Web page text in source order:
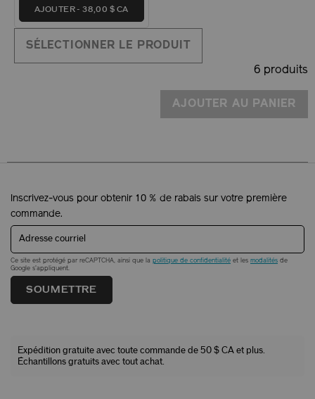
AJOUTER 38,00 $ CA
SÉLECTIONNER LE PRODUIT
6 produits
AJOUTER AU PANIER
Inscrivez-vous pour obtenir 10 % de rabais sur votre première
commande.
Adresse courriel
Ce site est protégé par reCAPTCHA, ainsi que la politique de confidentialité et les modalités de
Google s'appliquent.
SOUMETTRE
Expédition gratuite avec toute commande de 50 $ CA et plus.
Échantillons gratuits avec tout achat.